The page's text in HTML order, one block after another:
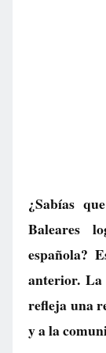
¿Sabías
Baleares
española?
anterior. La
refleja una
y a la